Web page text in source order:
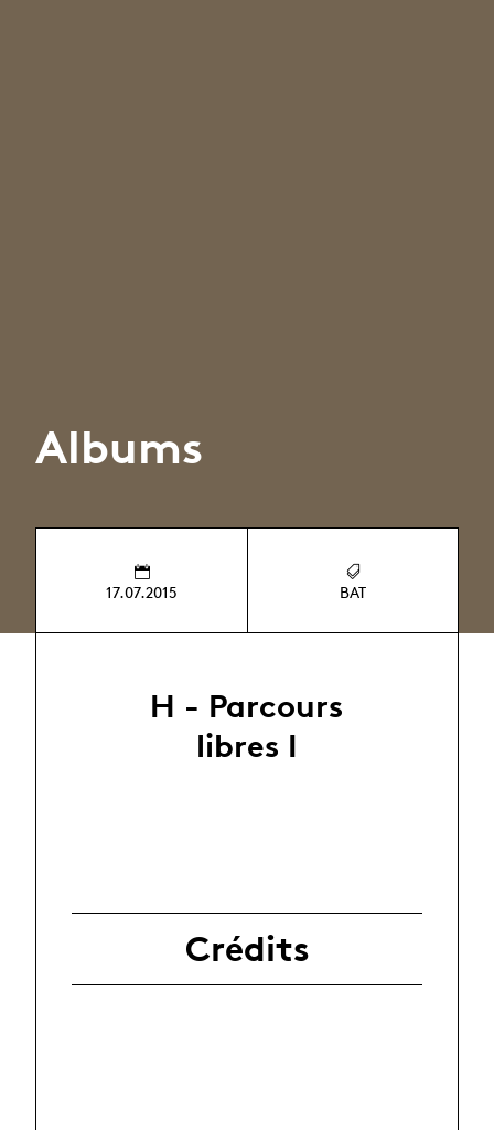
Albums
17.07.2015 BAT
H - Parcours
libres I
Crédits